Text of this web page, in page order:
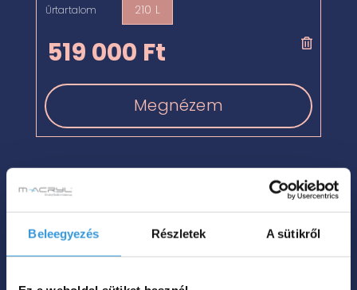
Beleegyezés Részletek A sütikről
Űrtartalom 210 L
519 000 Ft
Megnézem